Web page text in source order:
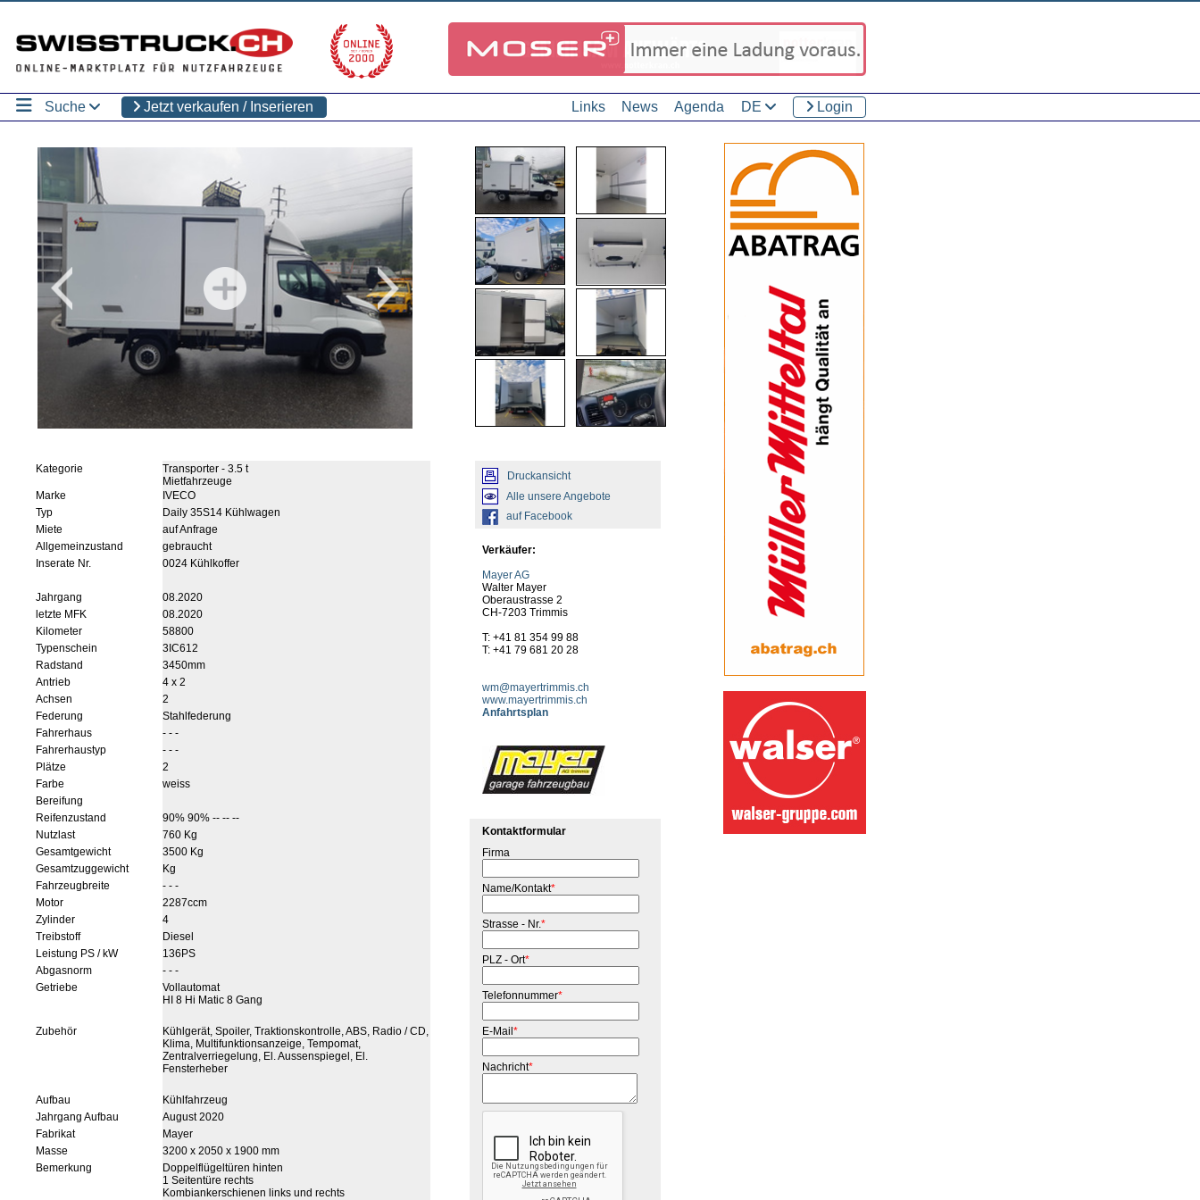
Suche Jetzt verkaufen / Inserieren Links News Agenda DE Login
Kategorie
Transporter - 3.5 t
Mietfahrzeuge
Marke
IVECO
Typ
Daily 35S14 Kühlwagen
Miete
auf Anfrage
Allgemeinzustand
gebraucht
Inserate Nr.
0024 Kühlkoffer
Jahrgang
08.2020
letzte MFK
08.2020
Kilometer
58800
Typenschein
3IC612
Radstand
3450mm
Antrieb
4 x 2
Achsen
2
Federung
Stahlfederung
Fahrerhaus
- - -
Fahrerhaustyp
- - -
Plätze
2
Farbe
weiss
Bereifung
Reifenzustand
90% 90% -- -- --
Nutzlast
760 Kg
Gesamtgewicht
3500 Kg
Gesamtzuggewicht
Kg
Fahrzeugbreite
- - -
Motor
2287ccm
Zylinder
4
Treibstoff
Diesel
Leistung PS / kW
136PS
Abgasnorm
- - -
Getriebe
Vollautomat
HI 8 Hi Matic 8 Gang
Zubehör
Kühlgerät, Spoiler, Traktionskontrolle, ABS, Radio / CD,
Klima, Multifunktionsanzeige, Tempomat,
Zentralverriegelung, El. Aussenspiegel, El.
Fensterheber
Aufbau
Kühlfahrzeug
Jahrgang Aufbau
August 2020
Fabrikat
Mayer
Masse
3200 x 2050 x 1900 mm
Bemerkung
Doppelflügeltüren hinten
1 Seitentüre rechts
Kombiankerschienen links und rechts
Druckansicht
Alle unsere Angebote
auf Facebook
Verkäufer:
Mayer AG
Walter Mayer
Oberaustrasse 2
CH-7203 Trimmis
T: +41 81 354 99 88
T: +41 79 681 20 28
wm@mayertrimmis.ch
www.mayertrimmis.ch
Anfahrtsplan
Kontaktformular
Firma
Name/Kontakt*
Strasse - Nr.*
PLZ - Ort*
Telefonnummer*
E-Mail *
Nachricht*